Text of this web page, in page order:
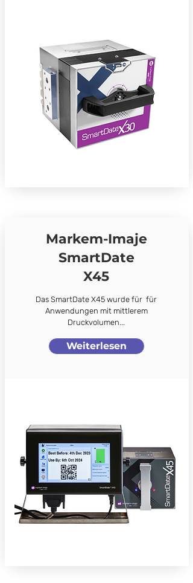
Markem-Imaje
SmartDate
X45
Das SmartDate X45 wurde für für
Anwendungen mit mittlerem
Druckvolumen...
Weiterlesen